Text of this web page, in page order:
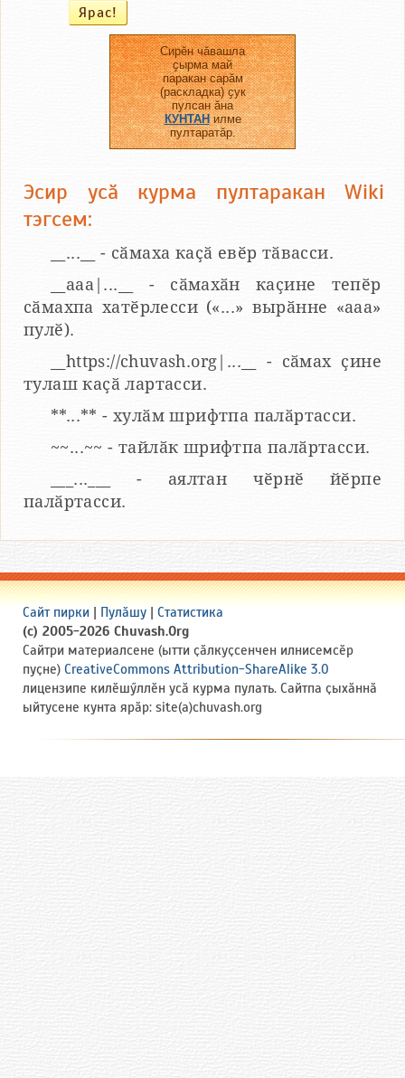
Сирӗн чӑвашла
ҫырма май
паракан сарӑм
(раскладка) ҫук
пулсан ӑна
КУНТАНилме
пултаратӑр.
Эсир усӑ курма пултаракан Wiki
тэгсем:
__...__ - сӑмаха каҫӑ евӗр тӑвасси.
__aaa|...__ - сӑмахӑн каҫине тепӗр
сӑмахпа хатӗрлесси («...» вырӑнне «ааа»
пулӗ).
__https://chuvash.org|...__ - сӑмах ҫине
тулаш каҫӑ лартасси.
**...** - хулӑм шрифтпа палӑртасси.
~~...~~ - тайлӑк шрифтпа палӑртасси.
___...___ - аялтан чӗрнӗ йӗрпе
палӑртасси.
Сайт пирки | Пулӑшу | Статистика
(c) 2005-2026 Chuvash.Org
Сайтри материалсене (ытти ҫӑлкуҫсенчен илнисемсӗр
пуҫне) CreativeCommons Attribution-ShareAlike 3.0
лицензипе килӗшӳллӗн усӑ курма пулать. Сайтпа ҫыхӑннӑ
ыйтусене кунта ярӑр: site(a)chuvash.org